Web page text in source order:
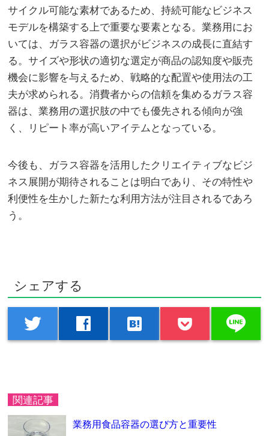
サイクル可能な素材であるため、持続可能なビジネス
モデルを構築する上で重要な要素となる。業務用にお
いては、ガラス容器の選択がビジネスの成長に直結す
る。サイズや形状の適切な選定が商品の認知度や販売
機会に影響を与えるため、戦略的な配置や使用法の工
夫が求められる。消費者からの信頼を集めるガラス容
器は、業務用の選択肢の中でも優先される傾向が強
く、リピート率が高いアイテムとなっている。
今後も、ガラス容器を活用したクリエイティブなビジ
ネス展開が期待されることは明白であり、その特性や
利便性を生かした新たな利用方法が注目されるであろ
う。
シェアする
twitter facebook hatenabookmark line
関連記事
業務用食品容器の選び方と重要性